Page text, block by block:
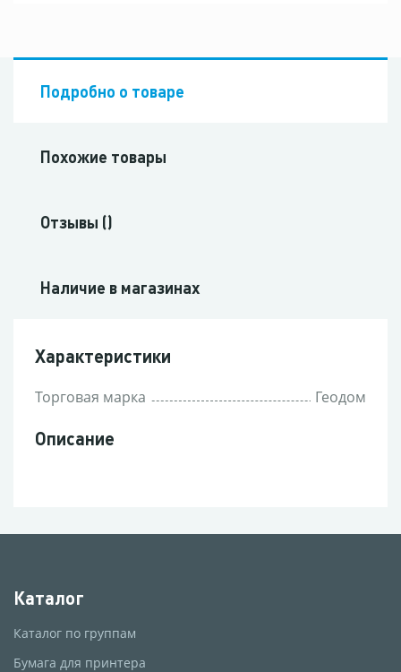
Подробно о товаре
Похожие товары
Отзывы ()
Наличие в магазинах
Характеристики
Торговая марка Геодом
Описание
Каталог
Каталог по группам
Бумага для принтера